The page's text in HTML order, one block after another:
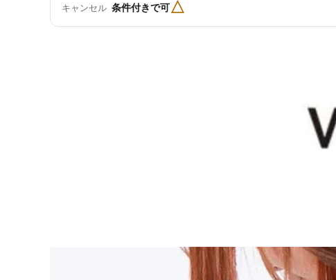
キャンセル 条件付きで可△